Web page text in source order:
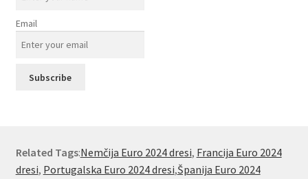
Email
Related Tags:Nemčija Euro 2024 dresi, Francija Euro 2024
dresi, Portugalska Euro 2024 dresi,Španija Euro 2024